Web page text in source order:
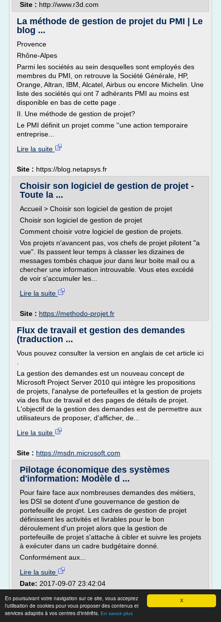
X
En poursuivant votre navigation sur ce site, vous acceptez
l'utilisation de cookies pour vous proposer des contenus et
services adaptés à vos centres d'intérêts. En savoir plus
Site : http://www.r3d.com
La méthode de gestion de projet du PMI | Le
blog ...
Provence
Rhône-Alpes
Parmi les sociétés au sein desquelles sont employés des
membres du PMI, on retrouve la Société Générale, HP,
Orange, Altran, IBM, Alcatel, Airbus ou encore Michelin. Une
liste des sociétés qui ont 7 adhérants PMI au moins est
disponible en bas de cette page .
II. Une méthode de gestion de projet?
Le PMI définit un projet comme ''une action temporaire
entreprise...
Lire la suite
Site : https://blog.netapsys.fr
Choisir son logiciel de gestion de projet -
Toute la ...
Accueil > Choisir son logiciel de gestion de projet
Choisir son logiciel de gestion de projet
Comment choisir votre logiciel de gestion de projets.
Vos projets n'avancent pas, vos chefs de projet pilotent "a
vue". Ils passent leur temps à classer les dizaines de
messages tombés chaque jour dans leur boite mail ou a
chercher une information introuvable. Vous etes excédé
de voir s'accumuler les...
Lire la suite
Site : https://methodo-projet.fr
Flux de travail et gestion des demandes
(traduction ...
Vous pouvez consulter la version en anglais de cet article ici
La gestion des demandes est un nouveau concept de
Microsoft Project Server 2010 qui intègre les propositions
de projets, l'analyse de portefeuilles et la gestion de projets
via des flux de travail et des pages de détails de projet.
L'objectif de la gestion des demandes est de permettre aux
utilisateurs de proposer, d'afficher, de...
Lire la suite
Site : https://msdn.microsoft.com
Pilotage économique des systèmes
d'information: Modèle d ...
Pour faire face aux nombreuses demandes des métiers,
les DSI se dotent d'une gouvernance de gestion de
portefeuille de projet. Les cadres de gestion de projet
définissent les activités et livrables pour le bon
déroulement d'un projet alors que la gestion de
portefeuille de projet s'attache à cibler et suivre les projets
à exécuter dans un cadre budgétaire donné.
Conformément aux...
Lire la suite
Date: 2017-09-07 23:42:04
Gestion de projet (ITIL®, PMI, PRINCE2®) |
Formations ...